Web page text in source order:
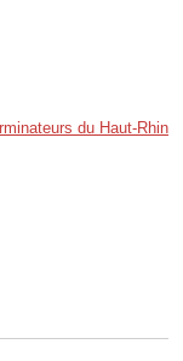
du Haut-Rhin